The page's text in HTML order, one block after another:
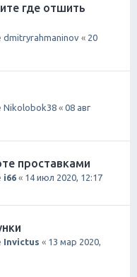
где отшить
dmitryrahmaninov « 20
Nikolobok38 « 08 авг
проставками
i66 « 14 июл 2020, 12:17
Invictus « 13 мар 2020,